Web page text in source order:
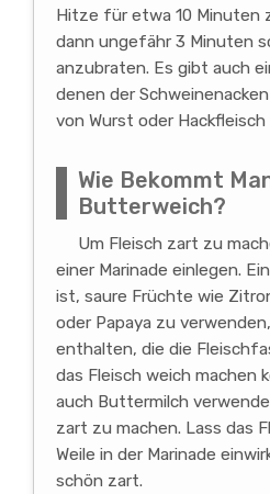
Hitze für etwa 10 Minuten
dann ungefähr 3 Minuten
anzubraten. Es gibt auch
denen der
von Wurst oder
Wie Bekommt
Butterweich?
Um Fleisch zart zu
einer Marinade einlegen.
ist, saure Früchte wie
oder Papaya zu
enthalten, die die
das Fleisch weich machen
auch Buttermilch
zart zu machen. Lass das
Weile in der Marinade
schön zart.